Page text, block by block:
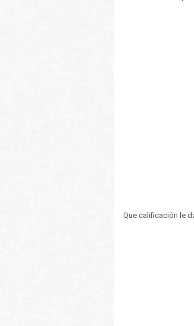
Que calificación le